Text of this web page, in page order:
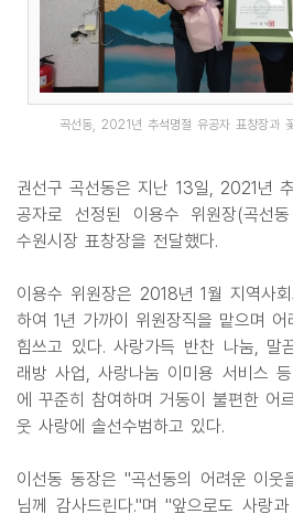
곡선동, 2021년 추석명절 유공자 표창장과
권선구 곡선동은 지난 13일, 2021년
공자로 선정된 이용수 위원장(곡선동
수원시장 표창장을 전달했다.
이용수 위원장은 2018년 1월 지역사
하여 1년 가까이 위원장직을 맡으며
힘쓰고 있다. 사랑가득 반찬 나눔, 말
래방 사업, 사랑나눔 이미용 서비스
에 꾸준히 참여하며 거동이 불편한 어
웃 사랑에 솔선수범하고 있다.
이선동 동장은 "곡선동의 어려운 이웃
님께 감사드린다."며 "앞으로도 사랑